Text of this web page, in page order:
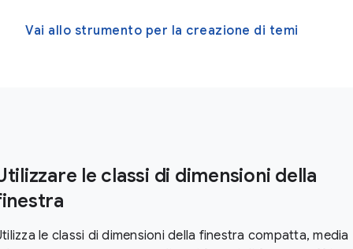
Vai allo strumento per la creazione di temi
le classi di dimensioni della
le classi di dimensioni della finestra compatta, media